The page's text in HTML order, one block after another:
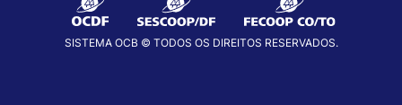
SISTEMA OCB © TODOS OS DIREITOS RESERVADOS.